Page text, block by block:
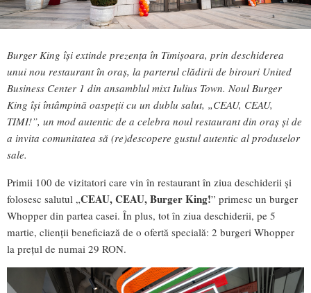
Burger King își extinde prezența în Timișoara, prin deschiderea
unui nou restaurant în oraş, la parterul clădirii de birouri United
Business Center 1 din ansamblul mixt Iulius Town. Noul Burger
King își întâmpină oaspeții cu un dublu salut, „CEAU, CEAU,
TIMI!”, un mod autentic de a celebra noul restaurant din oraș și de
a invita comunitatea să (re)descopere gustul autentic al produselor
sale.
Primii 100 de vizitatori care vin în restaurant în ziua deschiderii și
folosesc salutul „CEAU, CEAU, Burger King!” primesc un burger
Whopper din partea casei. În plus, tot în ziua deschiderii, pe 5
martie, clienții beneficiază de o ofertă specială: 2 burgeri Whopper
la prețul de numai 29 RON.